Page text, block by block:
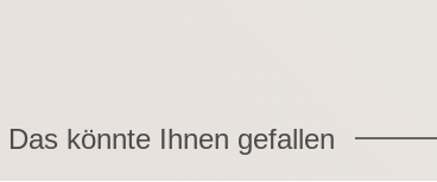
Das könnte Ihnen gefallen